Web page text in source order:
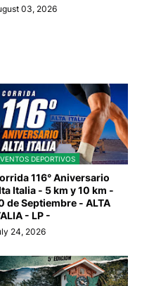
03, 2026
DEPORTIVOS
116° Aniversario
Italia - 5 km y 10 km -
de Septiembre - ALTA
- LP -
24, 2026